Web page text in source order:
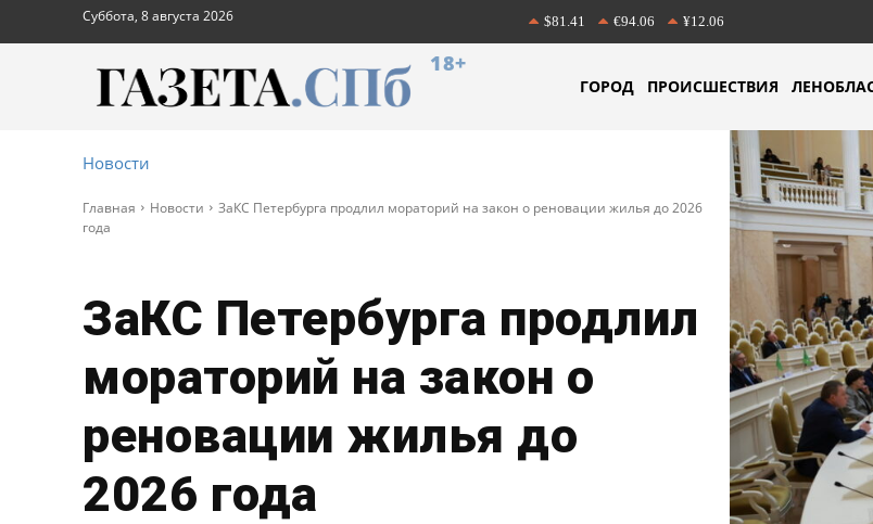
Суббота, 8 августа 2026 $81.41 €94.06 ¥12.06
18+
ГОРОД ПРОИСШЕСТВИЯ
Новости
Главная Новости
ЗаКС Петербурга продлил мораторий на закон о реновации жилья до 2026
года
ЗаКС Петербурга продлил
мораторий на закон о
реновации жилья до
2026 года